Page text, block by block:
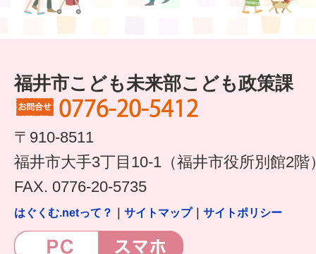
福井市こども未来部こども政策課
〒910-8511
福井市大手3丁目10-1（福井市役所別館2階
FAX. 0776-20-5735
はぐくむ.netって？ サイトマップ｜ サイトポリシー
子育てマップ
なるほどコラム
メールマガジン
はぐくむ.net相談コーナー
みんなの知恵袋
子育て情報誌「ほっと」